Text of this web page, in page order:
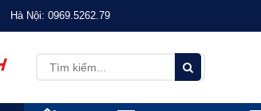
Hà Nội: 0969.5262.79